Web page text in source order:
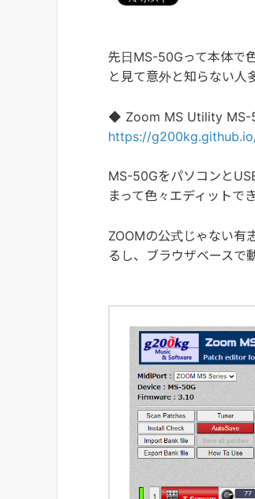
先日MS-50Gって本体で
と見て意外と知らない人
◆ Zoom MS Utility MS-
https://
MS-50Gをパソコンと
まって色々エディットで
ZOOMの公式じゃない有
るし、ブラウザベースで